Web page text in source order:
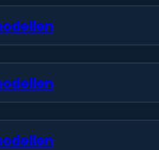
van 6 maanden
tegen gebreken.